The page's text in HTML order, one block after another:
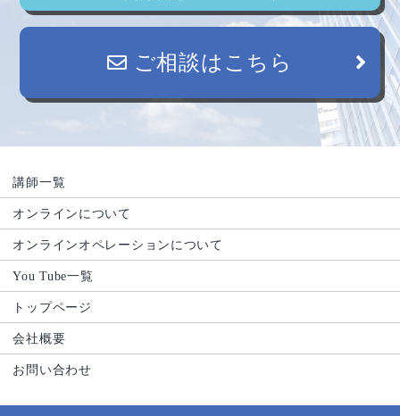
ご相談はこちら
講師一覧
オンラインについて
オンラインオペレーションについて
You Tube一覧
トップページ
会社概要
お問い合わせ